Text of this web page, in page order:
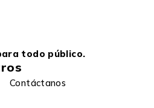
todo público.
Contáctanos